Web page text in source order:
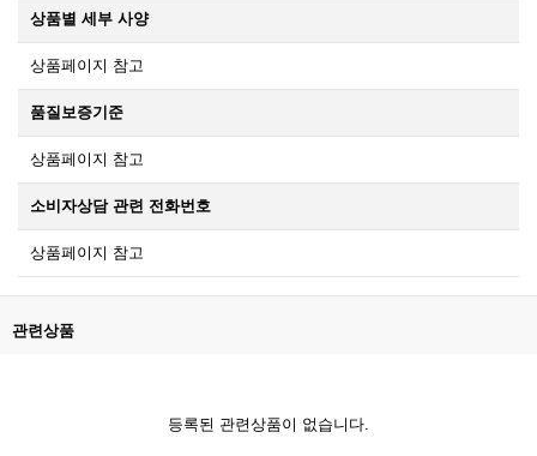
상품별 세부 사양
상품페이지 참고
품질보증기준
상품페이지 참고
소비자상담 관련 전화번호
상품페이지 참고
관련상품
등록된 관련상품이 없습니다.